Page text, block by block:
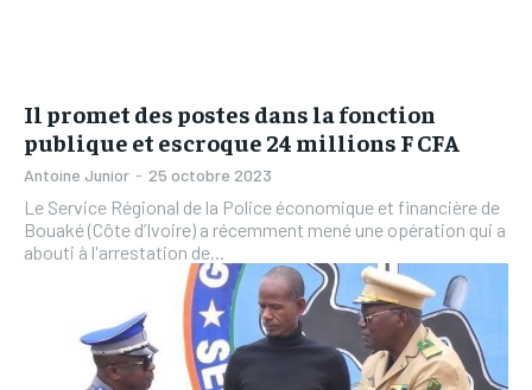
Il promet des postes dans la fonction
publique et escroque 24 millions F CFA
Antoine Junior - 25 octobre 2023
Le Service Régional de la Police économique et financière de
Bouaké (Côte d’Ivoire) a récemment mené une opération qui a
abouti à l'arrestation de...